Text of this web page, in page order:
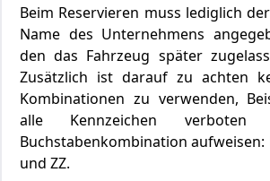
Beim Reservieren muss lediglich
Name des Unternehmens
den das Fahrzeug später
Zusätzlich ist darauf zu achten
Kombinationen zu verwenden,
alle Kennzeichen verboten
Buchstabenkombination aufweisen:
und ZZ.